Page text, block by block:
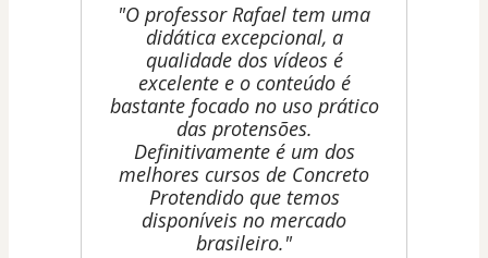
"O professor Rafael tem uma
didática excepcional, a
qualidade dos vídeos é
excelente e o conteúdo é
bastante focado no uso prático
das protensões.
Definitivamente é um dos
melhores cursos de Concreto
Protendido que temos
disponíveis no mercado
brasileiro."